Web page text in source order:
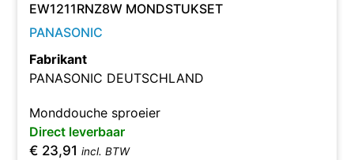
EW1211RNZ8W MONDSTUKSET
PANASONIC
Fabrikant
PANASONIC DEUTSCHLAND
Monddouche sproeier
Direct leverbaar
€ 23,91 incl. BTW